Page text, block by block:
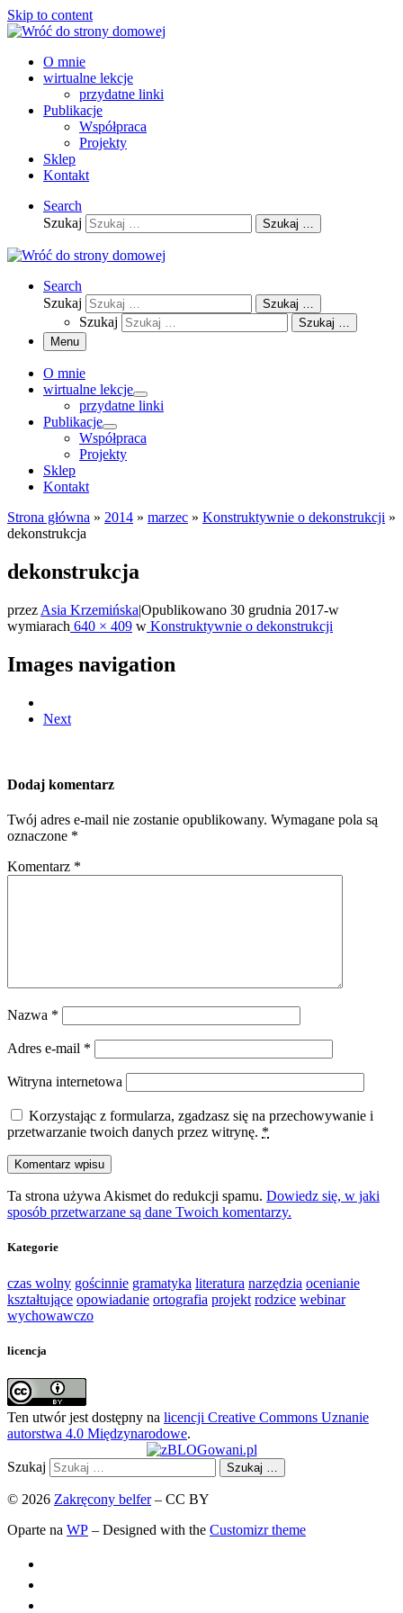
Skip to content
O mnie
wirtualne lekcje
przydatne linki
Publikacje
Współpraca
Projekty
Sklep
Kontakt
Search
Szukaj
Szukaj …
Search
Szukaj
Szukaj …
Szukaj
Szukaj …
Menu
O mnie
wirtualne lekcje
przydatne linki
Publikacje
Współpraca
Projekty
Sklep
Kontakt
Strona główna » 2014 » marzec » Konstruktywnie o dekonstrukcji »
dekonstrukcja
dekonstrukcja
przez Asia Krzemińska|Opublikowano 30 grudnia 2017-w
wymiarach 640 × 409 w Konstruktywnie o dekonstrukcji
Images navigation
Next
Dodaj komentarz
Twój adres e-mail nie zostanie opublikowany. Wymagane pola są
oznaczone *
Komentarz *
Nazwa *
Adres e-mail *
Witryna internetowa
Korzystając z formularza, zgadzasz się na przechowywanie i
przetwarzanie twoich danych przez witrynę. *
Ta strona używa Akismet do redukcji spamu. Dowiedz się, w jaki
sposób przetwarzane są dane Twoich komentarzy.
Kategorie
czas wolny gościnnie gramatyka literatura narzędzia ocenianie
kształtujące opowiadanie ortografia projekt rodzice webinar
wychowawczo
licencja
Ten utwór jest dostępny na licencji Creative Commons Uznanie
autorstwa 4.0 Międzynarodowe.
Szukaj Szukaj …
© 2026 Zakręcony belfer– CC BY
Oparte na WP – Designed with the Customizr theme